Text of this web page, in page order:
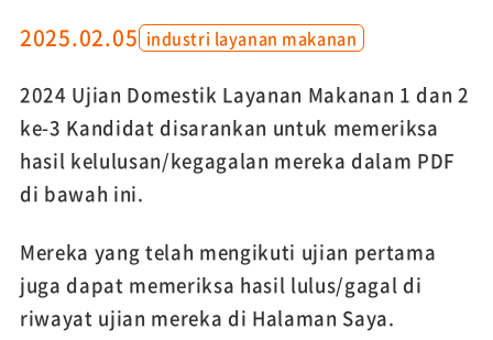
2025.02.05 industri layanan makanan
2024 Ujian Domestik Layanan Makanan 1 dan 2
ke-3 Kandidat disarankan untuk memeriksa
hasil kelulusan/kegagalan mereka dalam PDF
di bawah ini.
Mereka yang telah mengikuti ujian pertama
juga dapat memeriksa hasil lulus/gagal di
riwayat ujian mereka di Halaman Saya.